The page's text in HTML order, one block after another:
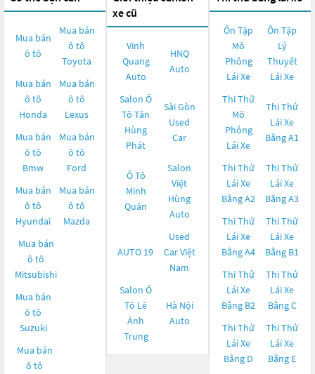
Mua bán
ô tô
Mua bán
ô tô
Toyota
Mua bán
ô tô
Honda
Mua bán
ô tô
Lexus
Mua bán
ô tô
Bmw
Mua bán
ô tô
Ford
Mua bán
ô tô
Hyundai
Mua bán
ô tô
Mazda
Mua bán
ô tô
Mitsubishi
Mua bán
ô tô
Suzuki
Mua bán
ô tô
xe cũ
Vinh
Quang
Auto
HNQ
Auto
Salon Ô
Tô Tân
Hùng
Phát
Sài Gòn
Used
Car
Ô Tô
Minh
Quân
Salon
Việt
Hùng
Auto
AUTO 19
Used
Car Việt
Nam
Salon Ô
Tô Lê
Ánh
Trung
Hà Nội
Auto
Ôn Tập
Mô
Phỏng
Lái Xe
Ôn Tập
Lý
Thuyết
Lái Xe
Thi Thử
Mô
Phỏng
Lái Xe
Thi Thử
Lái Xe
Bằng A1
Thi Thử
Lái Xe
Bằng A2
Thi Thử
Lái Xe
Bằng A3
Thi Thử
Lái Xe
Bằng A4
Thi Thử
Lái Xe
Bằng B1
Thi Thử
Lái Xe
Bằng B2
Thi Thử
Lái Xe
Bằng C
Thi Thử
Lái Xe
Bằng D
Thi Thử
Lái Xe
Bằng E